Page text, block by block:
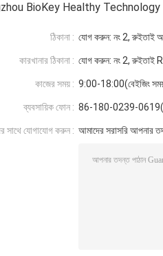
BioKey Healthy Technology
ঠিকানা : যোগ করুন: নং 2, রুইতাই
কারখানার ঠিকানা : যোগ করুন: নং 2, রুইতাই
কাজের সময় : 9:00-18:00(বেইজিং
ব্যবসায়িক ফোন : 86-180-0239-
সাথে যোগাযোগ করুন : আমাদের সরাসরি আপনার